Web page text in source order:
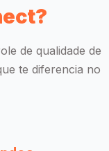
de qualidade de
te diferencia no